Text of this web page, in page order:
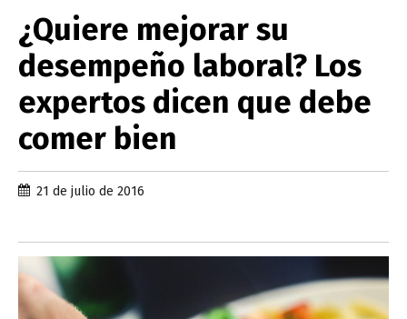
¿Quiere mejorar su
desempeño laboral? Los
expertos dicen que debe
comer bien
21 de julio de 2016